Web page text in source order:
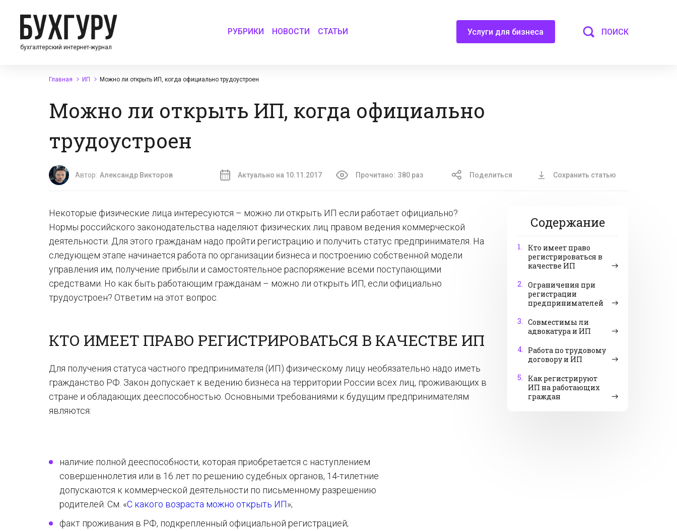
бухгалтерский интернет-журнал
РУБРИКИ НОВОСТИ СТАТЬИ Услуги для бизнеса ПОИСК
Главная ИП Можно ли открыть ИП, когда официально трудоустроен
Можно ли открыть ИП, когда официально
трудоустроен
Автор: Александр Викторов Актуально на 10.11.2017 Прочитано: 380 раз Поделиться Сохранить статью
Содержание
1.
Кто имеет право
регистрироваться в
качестве ИП
2. Ограничения при
регистрации
предпринимателей
3. Совместимы ли
адвокатура и ИП
4. Работа по трудовому
договору и ИП
5.
Как регистрируют
ИП на работающих
граждан
Некоторые физические лица интересуются – можно ли открыть ИП если работает официально?
Нормы российского законодательства наделяют физических лиц правом ведения коммерческой
деятельности. Для этого гражданам надо пройти регистрацию и получить статус предпринимателя. На
следующем этапе начинается работа по организации бизнеса и построению собственной модели
управления им, получение прибыли и самостоятельное распоряжение всеми поступающими
средствами. Но как быть работающим гражданам – можно ли открыть ИП, если официально
трудоустроен? Ответим на этот вопрос.
КТО ИМЕЕТ ПРАВО РЕГИСТРИРОВАТЬСЯ В КАЧЕСТВЕ ИП
Для получения статуса частного предпринимателя (ИП) физическому лицу необязательно надо иметь
гражданство РФ. Закон допускает к ведению бизнеса на территории России всех лиц, проживающих в
стране и обладающих дееспособностью. Основными требованиями к будущим предпринимателям
являются:
наличие полной дееспособности, которая приобретается с наступлением
совершеннолетия или в 16 лет по решению судебных органов, 14-тилетние
допускаются к коммерческой деятельности по письменному разрешению
родителей. См. «С какого возраста можно открыть ИП»;
факт проживания в РФ, подкрепленный официальной регистрацией;